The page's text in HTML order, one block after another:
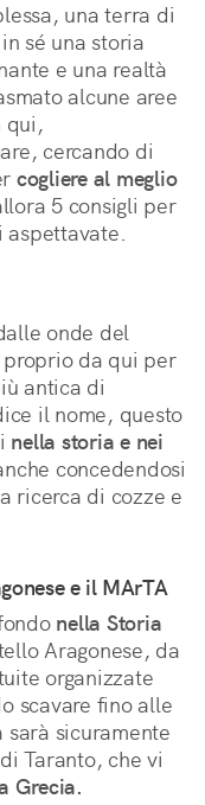
una terra di
sé una storia
e una realtà
alcune aree
qui,
cercando di
cogliere al meglio
5 consigli per
aspettavate.
onde del
da qui per
antica di
il nome, questo
nella storia e nei
concedendosi
ricerca di cozze e
e il MArTA
nella Storia
Aragonese, da
organizzate
scavare fino alle
sicuramente
Taranto, che vi
Grecia.